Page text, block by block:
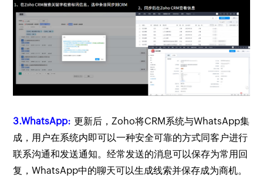
3.WhatsApp: 更新后，Zoho将CRM系统与WhatsApp集
成，用户在系统内即可以一种安全可靠的方式同客户进行
联系沟通和发送通知。经常发送的消息可以保存为常用回
复，WhatsApp中的聊天可以生成线索并保存成为商机。